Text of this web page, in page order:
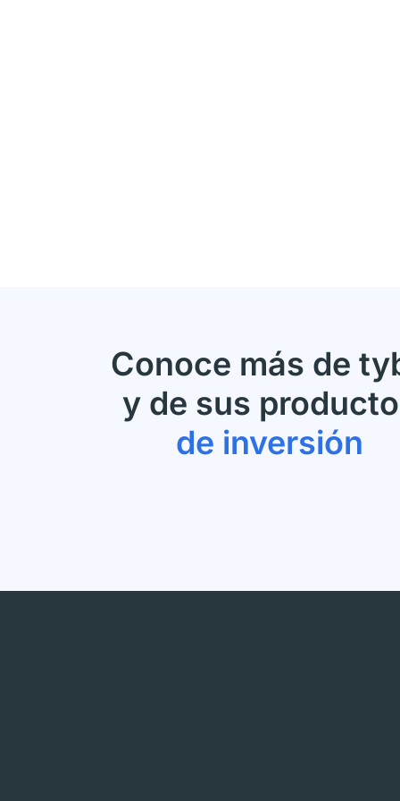
Conoce más de
y de sus
de inversión